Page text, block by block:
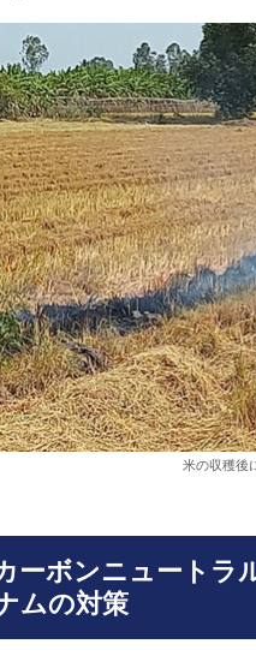
米の収穫後
カーボンニュート
ムの対策